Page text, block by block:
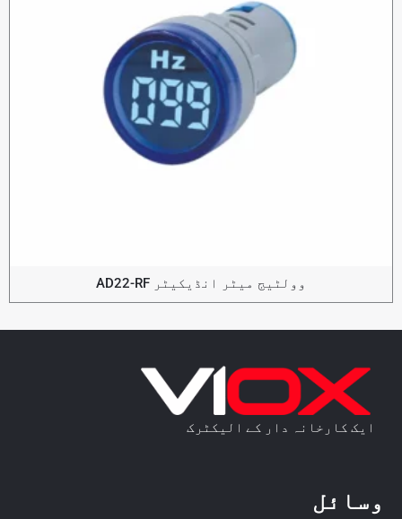
وولٹیج میٹر انڈیکیٹر AD22-RF
ایک کارخانہ دار کے الیکٹرک
وسائل